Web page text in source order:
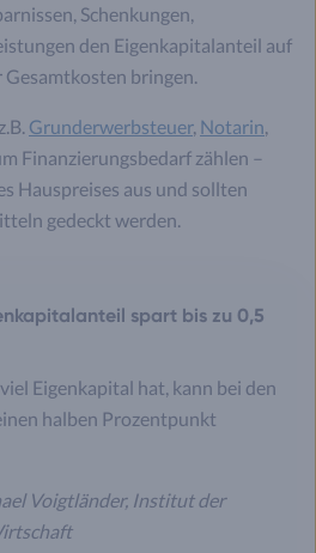
Schenkungen,
den Eigenkapitalanteil auf
bringen.
Grunderwerbsteuer, Notarin,
Finanzierungsbedarf zählen –
Hauspreises aus und sollten
gedeckt werden.
spart bis zu 0,5
Eigenkapital hat, kann bei den
halben Prozentpunkt
Voigtländer, Institut der